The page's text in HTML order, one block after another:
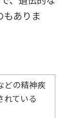
もありま
どの精神疾
れている